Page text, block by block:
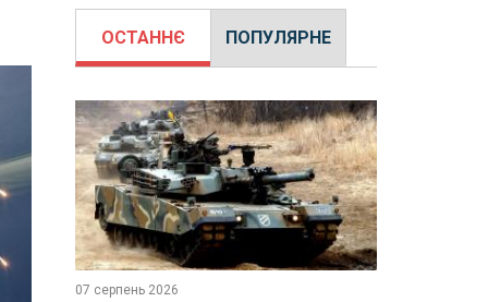
ОСТАННЄ ПОПУЛЯРНЕ
07 серпень 2026